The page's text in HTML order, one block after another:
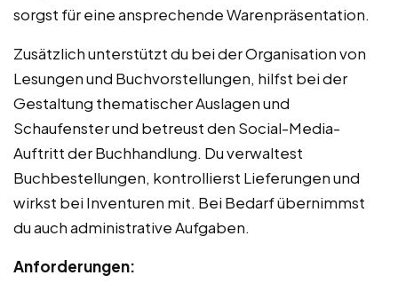
sorgst für eine ansprechende Warenpräsentation.
Zusätzlich unterstützt du bei der Organisation von
Lesungen und Buchvorstellungen, hilfst bei der
Gestaltung thematischer Auslagen und
Schaufenster und betreust den Social-Media-
Auftritt der Buchhandlung. Du verwaltest
Buchbestellungen, kontrollierst Lieferungen und
wirkst bei Inventuren mit. Bei Bedarf übernimmst
du auch administrative Aufgaben.
Anforderungen: